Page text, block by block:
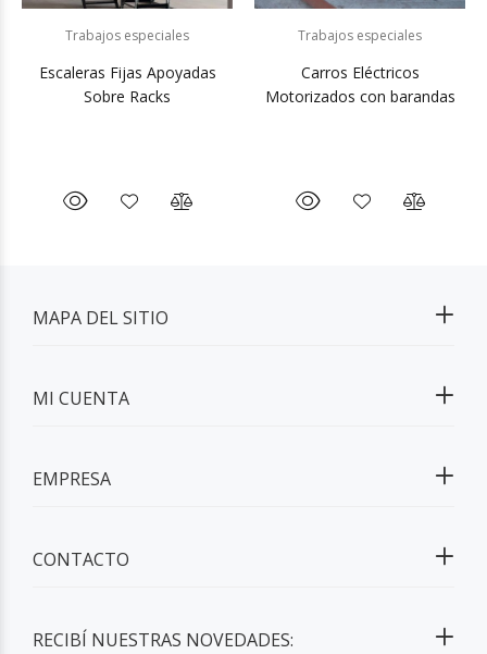
Trabajos especiales
Escaleras Fijas Apoyadas
Sobre Racks
Trabajos especiales
Carros Eléctricos
Motorizados con barandas
RECIBÍ NUESTRAS NOVEDADES:
MAPA DEL SITIO
MI CUENTA
EMPRESA
CONTACTO